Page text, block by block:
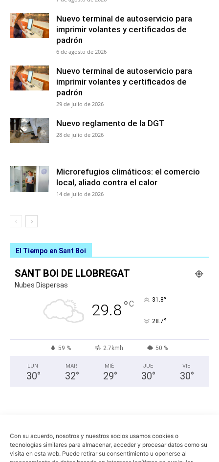
Con su acuerdo, nosotros y nuestros socios usamos cookies o
tecnologías similares para almacenar, acceder y procesar datos como su
visita en esta web. Puede retirar su consentimiento u oponerse al
Nuevo terminal de autoservicio para
imprimir volantes y certificados de
padrón
6 de agosto de 2026
Nuevo terminal de autoservicio para
imprimir volantes y certificados de
padrón
29 de julio de 2026
Nuevo reglamento de la DGT
28 de julio de 2026
Microrefugios climáticos: el comercio
local, aliado contra el calor
14 de julio de 2026
El Tiempo en Sant Boi
SANT BOI DE LLOBREGAT
Nubes Dispersas
29.8°C 31.8°
28.7°
59 % 2.7kmh 50 %
LUN
30°
MAR
32°
MIÉ
29°
JUE
30°
VIE
30°